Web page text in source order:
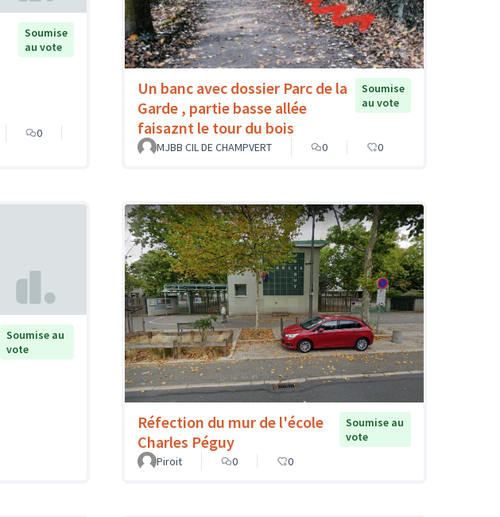
Soumise
au vote
0
Un banc avec dossier Parc de la
Garde , partie basse allée
faisaznt le tour du bois
Soumise
au vote
MJBB CIL DE CHAMPVERT 0 0
Soumise au
vote
Réfection du mur de l'école
Charles Péguy
Soumise au
vote
Piroit
0 0